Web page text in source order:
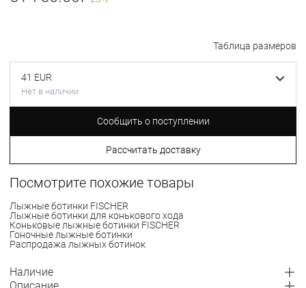
Таблица размеров
41 EUR
Нет в наличии
Сообщить о поступлении
Рассчитать доставку
Посмотрите похожие товары
Лыжные ботинки FISCHER
Лыжные ботинки для конькового хода
Коньковые лыжные ботинки FISCHER
Гоночные лыжные ботинки
Распродажа лыжных ботинок
Наличие